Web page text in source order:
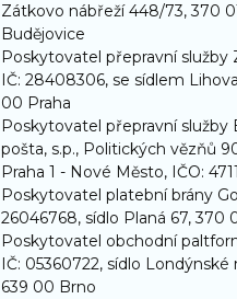
Zátkovo nábřeží 448/73, 370
Budějovice
Poskytovatel přepravní služby
IČ: 28408306, se sídlem
00 Praha
Poskytovatel přepravní služby
pošta, s.p., Politických vězňů
Praha 1 - Nové Město, IČO:
Poskytovatel platební brány
26046768, sídlo Planá 67, 370
Poskytovatel obchodní
IČ: 05360722, sídlo
639 00 Brno